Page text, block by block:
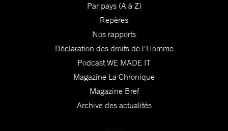
Par pays (A à Z)
Repères
Nos rapports
Déclaration des droits de l'Homme
Podcast WE MADE IT
Magazine La Chronique
Magazine Bref
Archive des actualités